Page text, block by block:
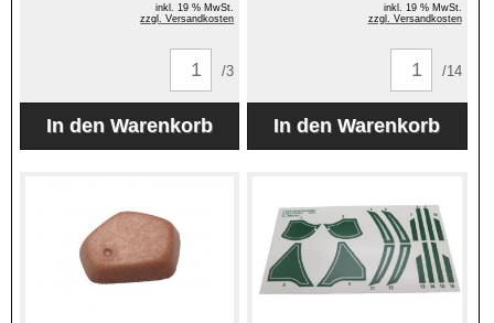
inkl. 19 % MwSt.
zzgl. Versandkosten
/3
inkl. 19 % MwSt.
zzgl. Versandkosten
/14